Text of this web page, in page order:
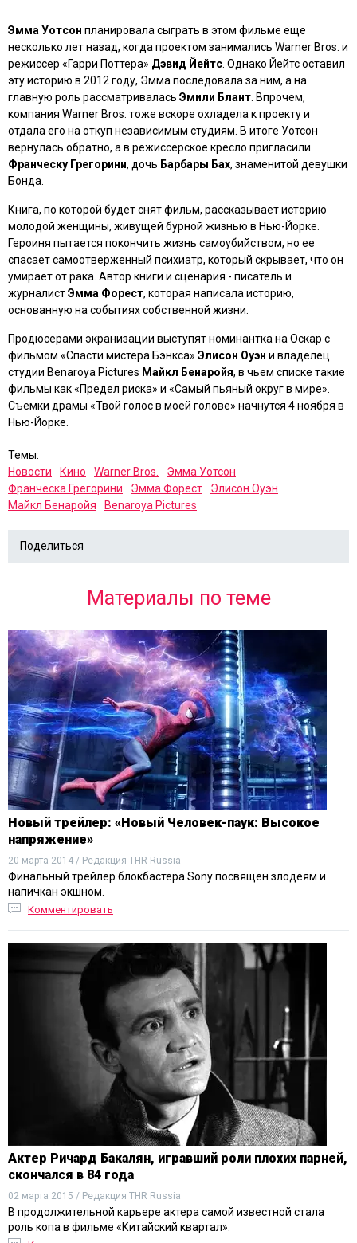
Эмма Уотсон планировала сыграть в этом фильме еще
несколько лет назад, когда проектом занимались Warner Bros. и
режиссер «Гарри Поттера» Дэвид Йейтс . Однако Йейтс оставил
эту историю в 2012 году, Эмма последовала за ним, а на
главную роль рассматривалась Эмили Блант . Впрочем,
компания Warner Bros. тоже вскоре охладела к проекту и
отдала его на откуп независимым студиям. В итоге Уотсон
вернулась обратно, а в режиссерское кресло пригласили
Франческу Грегорини, дочь Барбары Бах, знаменитой девушки
Бонда.
Книга, по которой будет снят фильм, рассказывает историю
молодой женщины, живущей бурной жизнью в Нью-Йорке.
Героиня пытается покончить жизнь самоубийством, но ее
спасает самоотверженный психиатр, который скрывает, что он
умирает от рака. Автор книги и сценария - писатель и
журналистЭмма Форест, которая написала историю,
основанную на событиях собственной жизни.
Продюсерами экранизации выступят номинантка на Оскар с
фильмом «Спасти мистера Бэнкса» Элисон Оуэн и владелец
студии Benaroya Pictures Майкл Бенаройя, в чьем списке такие
фильмы как«Предел риска» и «Самый пьяный округ в мире»
Съемки драмы «Твой голос в моей голове» начнутся 4 ноября в
Нью-Йорке.
Темы:
Новости
Кино Warner Bros.
Эмма Уотсон
Франческа Грегорини
Эмма Форест
Элисон Оуэн
Майкл Бенаройя
Benaroya Pictures
Поделиться
Материалы по теме
Новый трейлер: «Новый Человек-паук: Высокое
напряжение»
20 марта 2014 / Редакция THR Russia
Финальный трейлер блокбастера Sony посвящен злодеям и
напичкан экшном.
Комментировать
Актер Ричард Бакалян, игравший роли плохих парней,
скончался в 84 года
02 марта 2015 / Редакция THR Russia
В продолжительной карьере актера самой известной стала
роль копа в фильме «Китайский квартал».